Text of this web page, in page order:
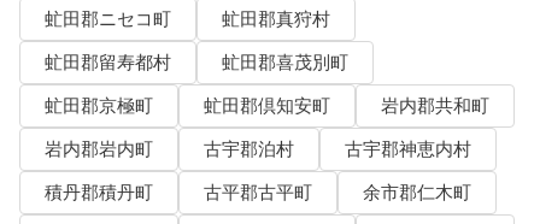
虻田郡ニセコ町
虻田郡真狩村
虻田郡留寿都村
虻田郡喜茂別町
虻田郡京極町
虻田郡倶知安町
岩内郡共和町
岩内郡岩内町
古宇郡泊村
古宇郡神恵内村
積丹郡積丹町
古平郡古平町
余市郡仁木町